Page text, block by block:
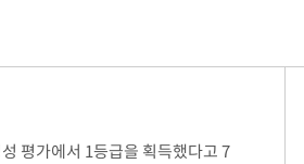
평가에서 1등급을 획득했다고 7